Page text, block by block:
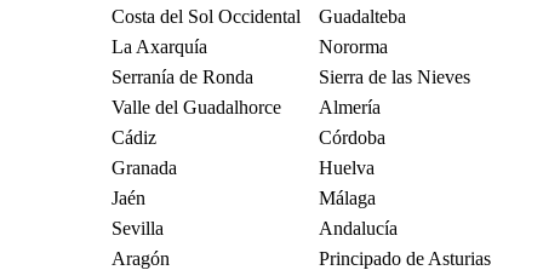
Costa del Sol Occidental
Guadalteba
La Axarquía
Nororma
Serranía de Ronda
Sierra de las Nieves
Valle del Guadalhorce
Almería
Cádiz
Córdoba
Granada
Huelva
Jaén
Málaga
Sevilla
Andalucía
Aragón
Principado de Asturias